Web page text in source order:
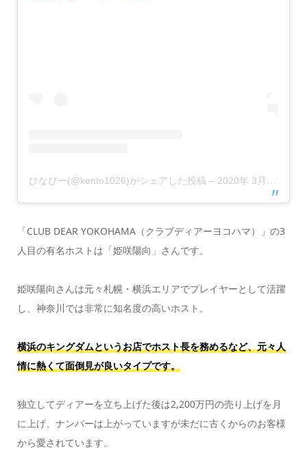
ひなぴー(@kento1026)がシェアした投稿 – 2020年 3月月28日午前7時48分PDT
「CLUB DEAR YOKOHAMA（クラブディアーヨコハマ）」の3
人目の有名ホストは「姫咲陽向」さんです。
姫咲陽向さんは元々札幌・横浜エリアでプレイヤーとして活躍
し、神奈川では非常に知名度の高いホスト。
横浜のキングダムというお店でホスト長を務めるなど、元々人
情に熱くて面倒見が良いタイプです。
独立してディアーを立ち上げた後は2,200万円の売り上げを月
に上げ、ナンバーは上がっていますが未だに古くからのお客様
から愛されています。